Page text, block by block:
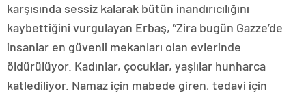
karşısında sessiz kalarak bütün inandırıcılığını
kaybettiğini vurgulayan Erbaş, “Zira bugün Gazze’de
insanlar en güvenli mekanları olan evlerinde
öldürülüyor. Kadınlar, çocuklar, yaşlılar hunharca
katlediliyor. Namaz için mabede giren, tedavi için